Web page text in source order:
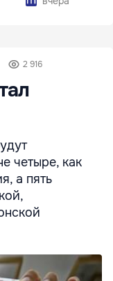
2 916
четыре, как
а пять